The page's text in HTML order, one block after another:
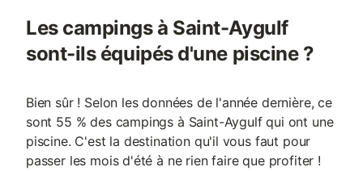
Les campings à Saint-Aygulf
sont-ils équipés d'une piscine ?
Bien sûr ! Selon les données de l'année dernière, ce
sont 55 % des campings à Saint-Aygulf qui ont une
piscine. C'est la destination qu'il vous faut pour
passer les mois d'été à ne rien faire que profiter !